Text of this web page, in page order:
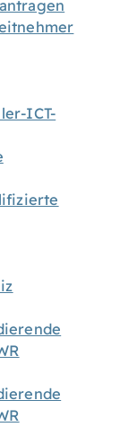
ICT-